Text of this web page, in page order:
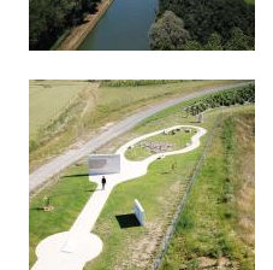
Afficher en diaporama